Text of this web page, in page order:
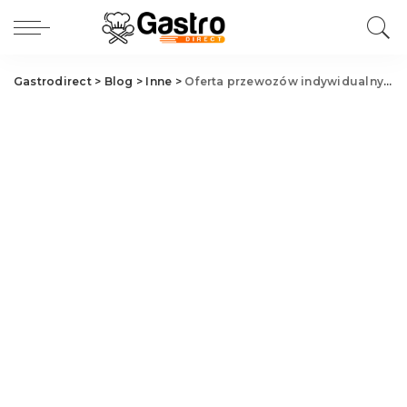
Gastrodirect> Blog > Inne > Oferta przewozów indywidualnych